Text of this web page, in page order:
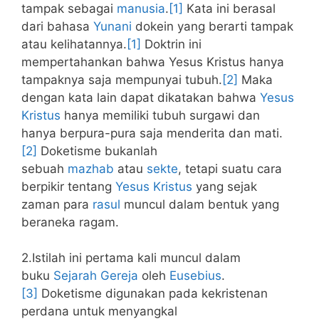
tampak sebagai manusia. [1] Kata ini berasal
dari bahasa Yunani dokein yang berarti tampak
atau kelihatannya. [1] Doktrin ini
mempertahankan bahwa Yesus Kristus hanya
tampaknya saja mempunyai tubuh. [2] Maka
dengan kata lain dapat dikatakan bahwa Yesus
Kristus hanya memiliki tubuh surgawi dan
hanya berpura-pura saja menderita dan mati.
[2] Doketisme bukanlah
sebuah mazhab atau sekte, tetapi suatu cara
berpikir tentang Yesus Kristus yang sejak
zaman para rasul muncul dalam bentuk yang
beraneka ragam.
2.Istilah ini pertama kali muncul dalam
buku Sejarah Gereja oleh Eusebius.
[3] Doketisme digunakan pada kekristenan
perdana untuk menyangkal